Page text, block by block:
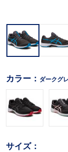
カラー： ダークグ
サイズ：